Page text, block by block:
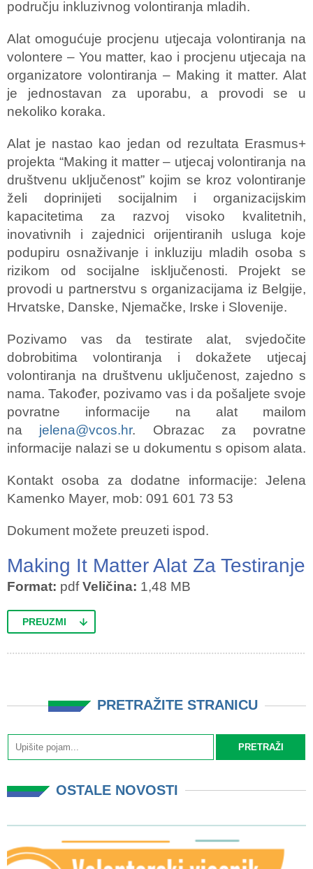
području inkluzivnog volontiranja mladih.
Alat omogućuje procjenu utjecaja volontiranja na
volontere – You matter, kao i procjenu utjecaja na
organizatore volontiranja – Making it matter. Alat
je jednostavan za uporabu, a provodi se u
nekoliko koraka.
Alat je nastao kao jedan od rezultata Erasmus+
projekta “Making it matter – utjecaj volontiranja na
društvenu uključenost” kojim se kroz volontiranje
želi doprinijeti socijalnim i organizacijskim
kapacitetima za razvoj visoko kvalitetnih,
inovativnih i zajednici orijentiranih usluga koje
podupiru osnaživanje i inkluziju mladih osoba s
rizikom od socijalne isključenosti. Projekt se
provodi u partnerstvu s organizacijama iz Belgije,
Hrvatske, Danske, Njemačke, Irske i Slovenije.
Pozivamo vas da testirate alat, svjedočite
dobrobitima volontiranja i dokažete utjecaj
volontiranja na društvenu uključenost, zajedno s
nama. Također, pozivamo vas i da pošaljete svoje
povratne informacije na alat mailom
na jelena@vcos.hr. Obrazac za povratne
informacije nalazi se u dokumentu s opisom alata.
Kontakt osoba za dodatne informacije: Jelena
Kamenko Mayer, mob: 091 601 73 53
Dokument možete preuzeti ispod.
Making It Matter Alat Za Testiranje
Format: pdfVeličina: 1,48 MB
PREUZMI
PRETRAŽITE STRANICU
OSTALE NOVOSTI